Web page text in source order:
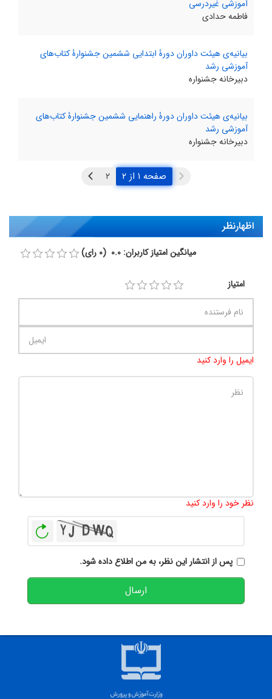
آموزشى غیردرسى
فاطمه حدادى
بیانیه‌ى هیئت داوران دورۀ ابتدایی ششمین جشنوارۀ کتاب‌های
آموزشی رشد
دبیرخانه جشنواره
بیانیه‌ى هیئت داوران دورۀ راهنمایی ششمین جشنوارۀ کتاب‌های
آموزشی رشد
دبیرخانه جشنواره
صفحه ۱ از ۲
اظهارنظر
میانگین امتیاز کاربران: 0.0 (0 رای)
امتیاز
ایمیل را وارد کنید
نظر خود را وارد کنید
پس از انتشار این نظر، به من اطلاع داده شود.
ارسال